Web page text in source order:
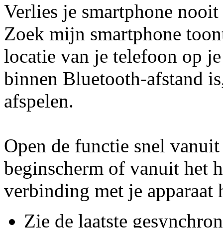
Verlies je smartphone
Zoek mijn smartphone
locatie van je telefoon op
binnen Bluetooth-afstand
afspelen.
Open de functie snel
beginscherm of vanuit het
verbinding met je
Zie de laatste